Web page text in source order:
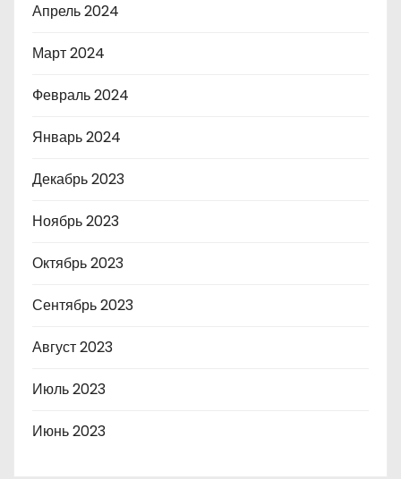
Апрель 2024
Март 2024
Февраль 2024
Январь 2024
Декабрь 2023
Ноябрь 2023
Октябрь 2023
Сентябрь 2023
Август 2023
Июль 2023
Июнь 2023